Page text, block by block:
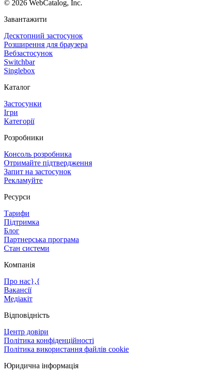
© 2026 WebCatalog, Inc.
Завантажити
Десктопний застосунок
Розширення для браузера
Вебзастосунок
Switchbar
Singlebox
Каталог
Застосунки
Ігри
Категорії
Розробники
Консоль розробника
Отримайте підтвердження
Запит на застосунок
Рекламуйте
Ресурси
Тарифи
Підтримка
Блог
Партнерська програма
Стан системи
Компанія
Про нас},{
Вакансії
Медіакіт
Відповідність
Центр довіри
Політика конфіденційності
Політика використання файлів cookie
Юридична інформація